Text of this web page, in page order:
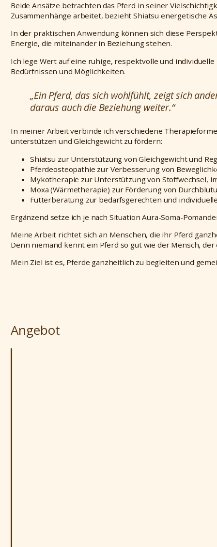
Beide Ansätze betrachten das Pferd in seiner
Zusammenhänge arbeitet, bezieht Shiatsu energetische
In der praktischen Anwendung können sich diese
Energie, die miteinander in Beziehung stehen.
Ich lege Wert auf eine ruhige, respektvolle und
Bedürfnissen und Möglichkeiten.
„Ein Pferd, das sich wohlfühlt, zeigt sich
daraus auch die Beziehung weiter.“
In meiner Arbeit verbinde ich verschiedene
unterstützen und Gleichgewicht zu fördern:
Shiatsu zur Unterstützung von Gleichgewicht und
Pferdeosteopathie zur Verbesserung von
Mykotherapie zur Unterstützung von Stoffwechsel,
Moxa (Wärmetherapie) zur Förderung von
Futterberatung zur bedarfsgerechten und
Ergänzend setze ich je nach Situation Aura-Soma-
Meine Arbeit richtet sich an Menschen, die ihr Pferd
Denn niemand kennt ein Pferd so gut wie der Mensch,
Mein Ziel ist es, Pferde ganzheitlich zu begleiten und
Angebot